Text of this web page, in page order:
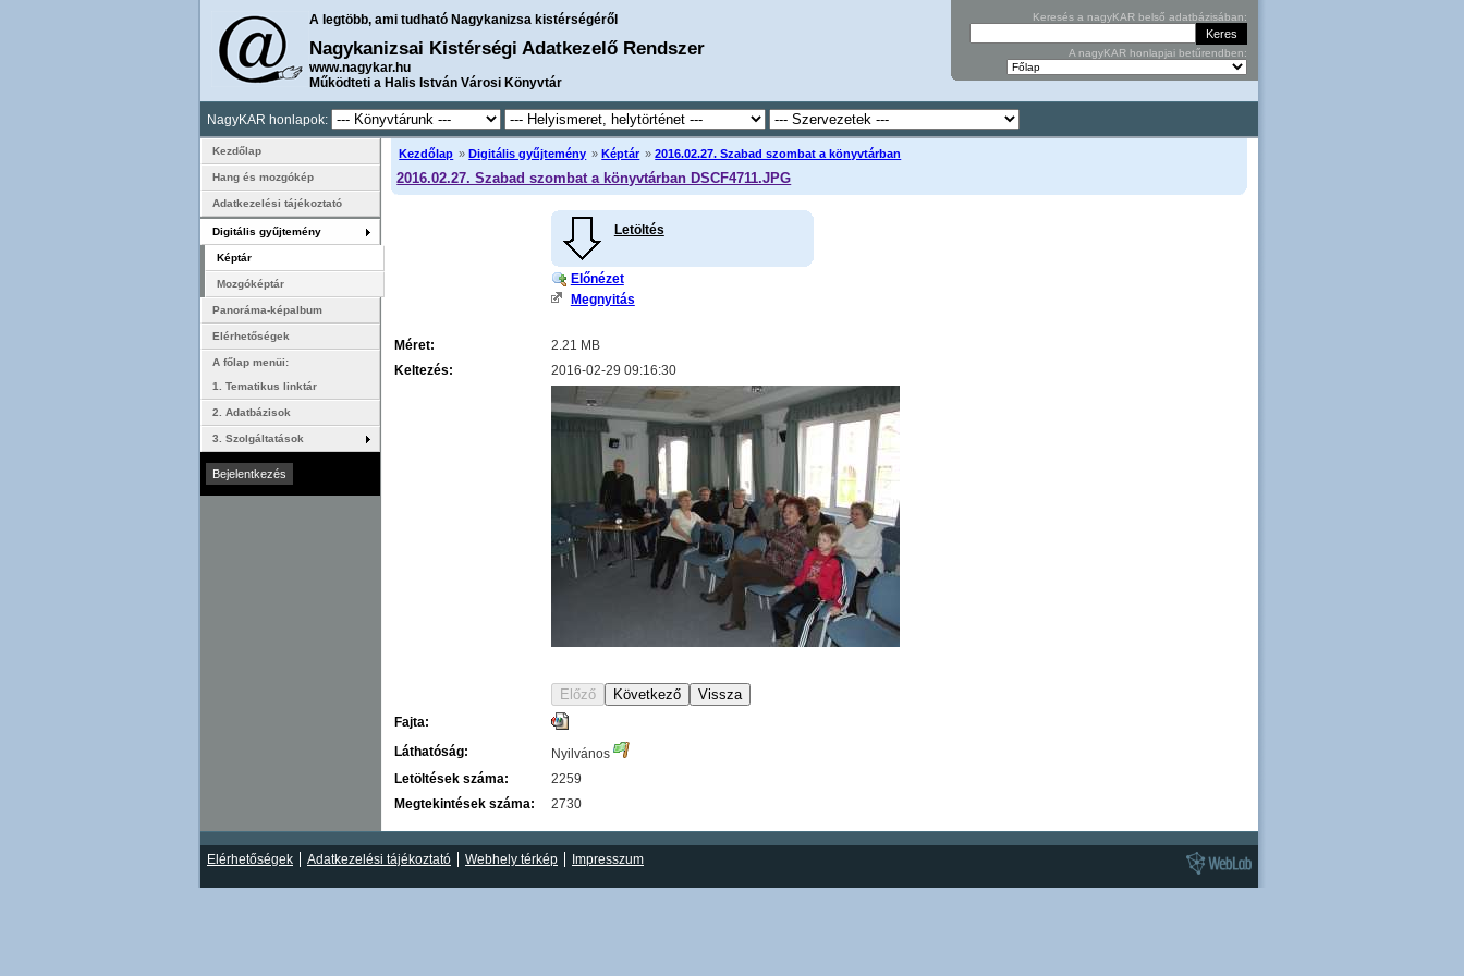
A legtöbb, ami tudható Nagykanizsa kistérségéről
Nagykanizsai Kistérségi Adatkezelő Rendszer
www.nagykar.hu
Működteti a Halis István Városi Könyvtár
Keresés a nagyKAR belső adatbázisában:
A nagyKAR honlapjai betűrendben:
NagyKAR honlapok:
Kezdőlap » Digitális gyűjtemény » Képtár »2016.02.27. Szabad szombat a könyvtárban
2016.02.27. Szabad szombat a könyvtárban DSCF4711.JPG
Letöltés
Előnézet
Megnyitás
Méret:
2.21 MB
Keltezés:
2016-02-29 09:16:30
Fajta:
Láthatóság:
Nyilvános
Letöltések száma:
2259
Megtekintések száma:
2730
Kezdőlap
Hang és mozgókép
Adatkezelési tájékoztató
Digitális gyűjtemény
Képtár
Mozgóképtár
Panoráma-képalbum
Elérhetőségek
A főlap menüi:
1. Tematikus linktár
2. Adatbázisok
3. Szolgáltatások
Elérhetőségek Adatkezelési tájékoztató Webhely térkép Impresszum